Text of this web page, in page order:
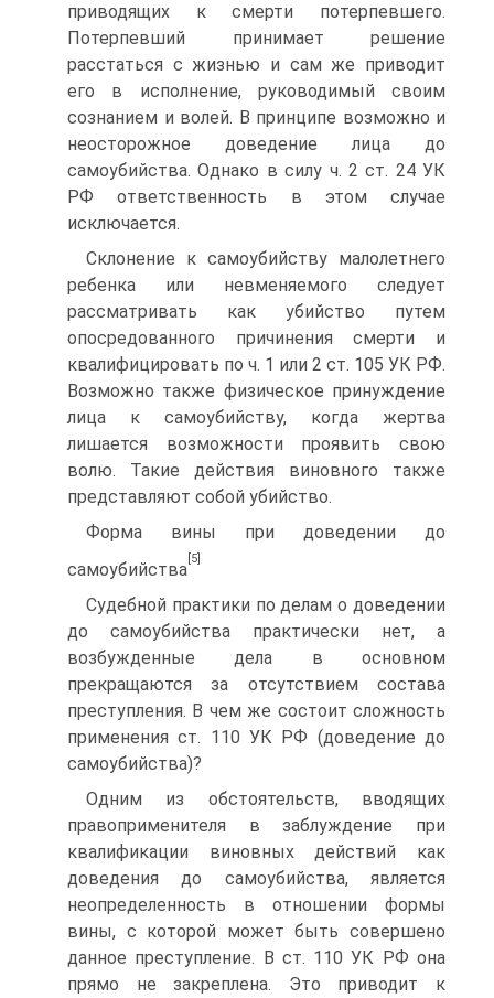
приводящих к смерти потерпевшего.
Потерпевший принимает решение
расстаться с жизнью и сам же приводит
его в исполнение, руководимый своим
сознанием и волей. В принципе возможно и
неосторожное доведение лица до
самоубийства. Однако в силу ч. 2 ст. 24 УК
РФ ответственность в этом случае
исключается.
Склонение к самоубийству малолетнего
ребенка или невменяемого следует
рассматривать как убийство путем
опосредованного причинения смерти и
квалифицировать по ч. 1 или 2 ст. 105 УК РФ.
Возможно также физическое принуждение
лица к самоубийству, когда жертва
лишается возможности проявить свою
волю. Такие действия виновного также
представляют собой убийство.
Форма вины при доведении до
самоубийства
[5]
Судебной практики по делам о доведении
до самоубийства практически нет, а
возбужденные дела в основном
прекращаются за отсутствием состава
преступления. В чем же состоит сложность
применения ст. 110 УК РФ (доведение до
самоубийства)?
Одним из обстоятельств, вводящих
правоприменителя в заблуждение при
квалификации виновных действий как
доведения до самоубийства, является
неопределенность в отношении формы
вины, с которой может быть совершено
данное преступление. В ст. 110 УК РФ она
прямо не закреплена. Это приводит к